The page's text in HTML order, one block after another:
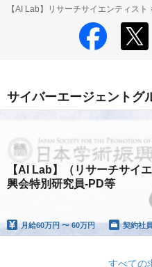
【AI Lab】リサーチサイエンティスト
サイバーエージェントグ
【AI Lab】（リサーチサイ
興会特別研究員-PD等
月給60万円 〜 60万円 契約社
すべての